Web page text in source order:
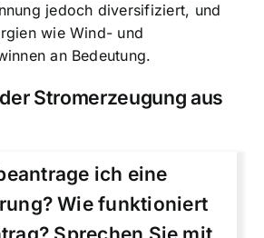
jedoch diversifiziert, und
wie Wind- und
an Bedeutung.
Stromerzeugung aus
ich eine
Wie funktioniert
Sprechen Sie mit